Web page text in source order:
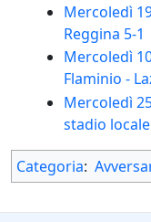
Mercoledì
Reggina 5-1
Mercoledì
Flaminio -
Mercoledì
stadio
Categoria: